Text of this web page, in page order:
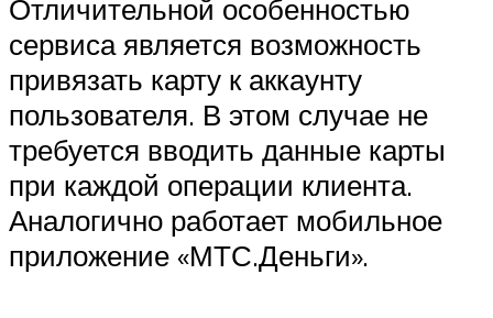
Отличительной особенностью
сервиса является возможность
привязать карту к аккаунту
пользователя. В этом случае не
требуется вводить данные карты
при каждой операции клиента.
Аналогично работает мобильное
приложение «МТС.Деньги».